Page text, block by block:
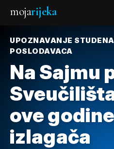
mojarijeka
UPOZNAVANJE
POSLODAVACA
Na Sajmu
ove
izlagača